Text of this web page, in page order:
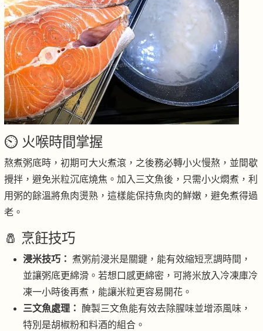
⏲️ 火喉時間掌握
熬煮粥底時，初期可大火煮滾，之後務必轉小火慢熬，並間歇
攪拌，避免米粒沉底燒焦。加入三文魚後，只需小火燜煮，利
用粥的餘溫將魚肉燙熟，這樣能保持魚肉的鮮嫩，避免煮得過
老。
🧂 烹飪技巧
浸米技巧： 煮粥前浸米是關鍵，能有效縮短烹調時間，
並讓粥底更綿滑。若想口感更綿密，可將米放入冷凍庫冷
凍一小時後再煮，能讓米粒更容易開花。
三文魚處理：
醃製三文魚能有效去除腥味並增添風味，
特別是胡椒粉和料酒的組合。